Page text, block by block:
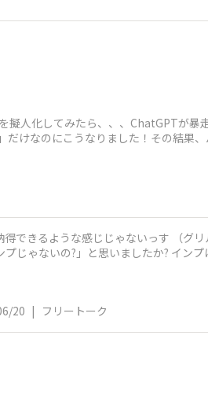
たら、、、ChatGPTが暴走しましたꉂ🤣𐤔
だけなのにこうなりました！その結果
20 | フリートーク